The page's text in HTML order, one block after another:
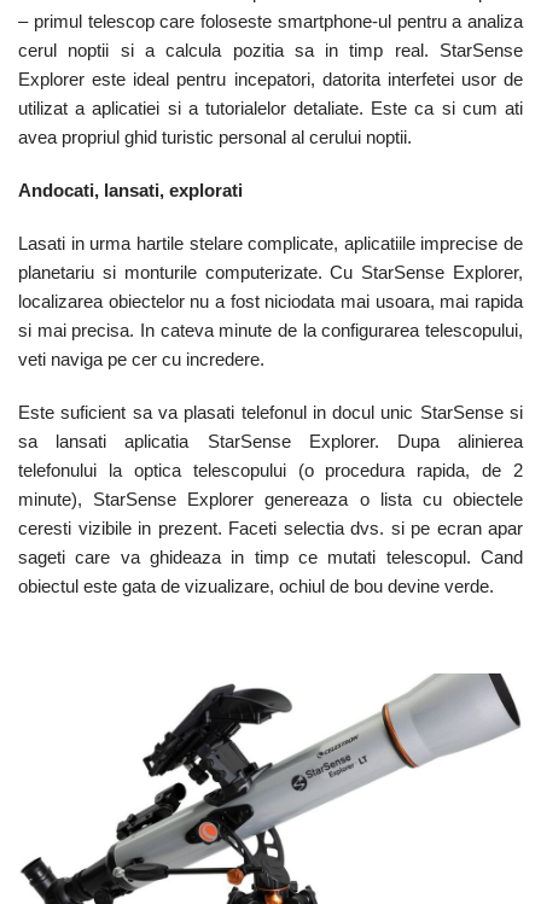
– primul telescop care foloseste smartphone-ul pentru a analiza
cerul noptii si a calcula pozitia sa in timp real. StarSense
Explorer este ideal pentru incepatori, datorita interfetei usor de
utilizat a aplicatiei si a tutorialelor detaliate. Este ca si cum ati
avea propriul ghid turistic personal al cerului noptii.
Andocati, lansati, explorati
Lasati in urma hartile stelare complicate, aplicatiile imprecise de
planetariu si monturile computerizate. Cu StarSense Explorer,
localizarea obiectelor nu a fost niciodata mai usoara, mai rapida
si mai precisa. In cateva minute de la configurarea telescopului,
veti naviga pe cer cu incredere.
Este suficient sa va plasati telefonul in docul unic StarSense si
sa lansati aplicatia StarSense Explorer. Dupa alinierea
telefonului la optica telescopului (o procedura rapida, de 2
minute), StarSense Explorer genereaza o lista cu obiectele
ceresti vizibile in prezent. Faceti selectia dvs. si pe ecran apar
sageti care va ghideaza in timp ce mutati telescopul. Cand
obiectul este gata de vizualizare, ochiul de bou devine verde.